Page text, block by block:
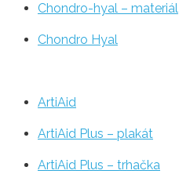
Chondro-hyal – materiál
Chondro Hyal
ArtiAid
ArtiAid Plus – plakát
ArtiAid Plus – trhačka